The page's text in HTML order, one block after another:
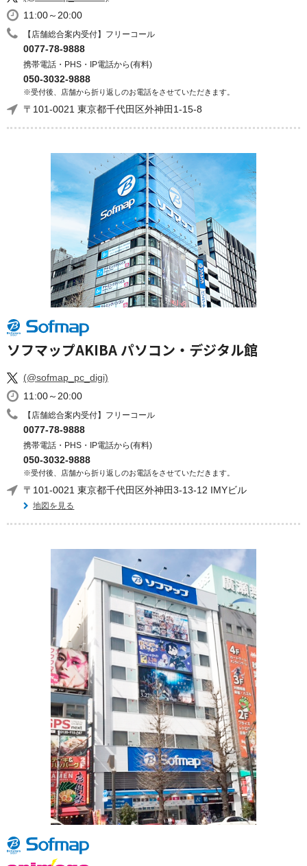
11:00～20:00
【店舗総合案内受付】フリーコール
0077-78-9888
携帯電話・PHS・IP電話から(有料)
050-3032-9888
※受付後、店舗から折り返しのお電話をさせていただきます。
〒101-0021 東京都千代田区外神田1-15-8
ソフマップAKIBA パソコン・デジタル館
(@sofmap_pc_digi)
11:00～20:00
【店舗総合案内受付】フリーコール
0077-78-9888
携帯電話・PHS・IP電話から(有料)
050-3032-9888
※受付後、店舗から折り返しのお電話をさせていただきます。
〒101-0021 東京都千代田区外神田3-13-12 IMYビル
地図を見る